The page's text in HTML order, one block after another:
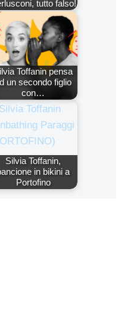
tutto falso!
Toffanin pensa
un secondo figlio
con…
Silvia Toffanin,
in bikini a
Portofino